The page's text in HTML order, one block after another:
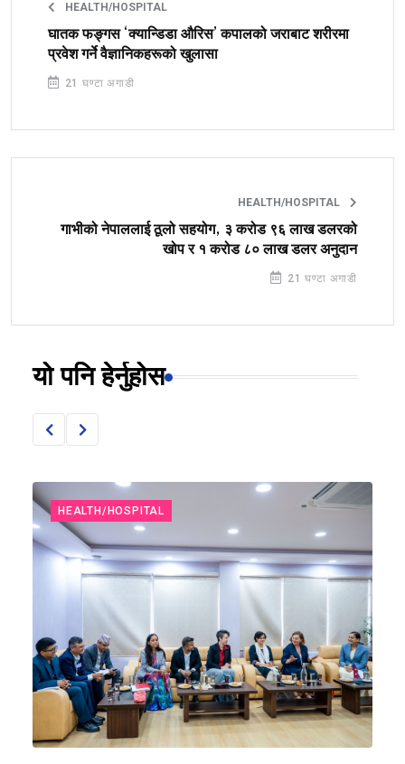
HEALTH/HOSPITAL
घातक फङ्गस ‘क्यान्डिडा औरिस’ कपालको जराबाट शरीरमा
प्रवेश गर्ने वैज्ञानिकहरूको खुलासा
21 घण्टा अगाडी
HEALTH/HOSPITAL
गाभीको नेपाललाई ठूलो सहयोग, ३ करोड ९६ लाख डलरको
खोप र १ करोड ८० लाख डलर अनुदान
21 घण्टा अगाडी
यो पनि हेर्नुहोस
HEALTH/HOSPITAL